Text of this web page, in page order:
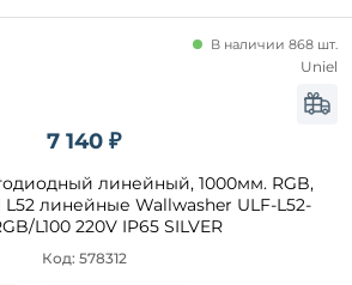
7 140 ₽
линейный, 1000мм. RGB,
линейные Wallwasher ULF-L52-
L100 220V IP65 SILVER
В наличии 868 шт.
Код: 578312
Uniel